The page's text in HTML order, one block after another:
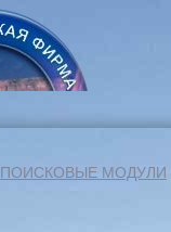
ПОИСКОВЫЕ МОДУЛИ